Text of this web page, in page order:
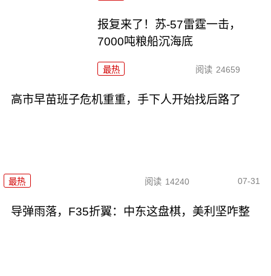
报复来了！苏-57雷霆一击，
7000吨粮船沉海底
最热 阅读 24659
高市早苗班子危机重重，手下人开始找后路了
最热 阅读 14240 07-31
导弹雨落，F35折翼：中东这盘棋，美利坚咋整